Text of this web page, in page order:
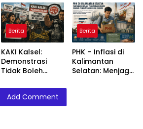
Stok Batu Bara
Dipastikan Aman!
Dikebut “Fixing”
Biar Kalsel Nggak
Makin Mati
Lampu!
Berita
KAKI Kalsel:
Demonstrasi
Tidak Boleh
Penyidikan Kasus
Babeh Aldo
Berita
PHK – Inflasi di
Kalimantan
Selatan: Menjaga
Add Comment